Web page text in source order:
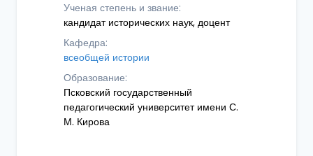
Ученая степень и звание:
кандидат исторических наук, доцент
Кафедра:
всеобщей истории
Образование:
Псковский государственный
педагогический университет имени С.
М. Кирова